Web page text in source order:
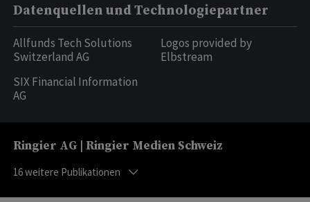
Datenquellen und Technologiepartner
Allfunds Tech Solutions
Switzerland AG
SIX Financial Information
AG
Logos provided by
Elbstream
Ringier AG | Ringier Medien Schweiz
16weitere Publikationen